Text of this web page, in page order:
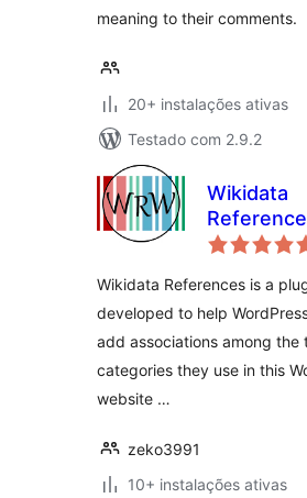
meaning to their comments.
20+ instalações ativas
Testado com 2.9.2
Wikidata
Wikidata References is a
developed to help
add associations among the
categories they use in this
website …
zeko3991
10+ instalações ativas